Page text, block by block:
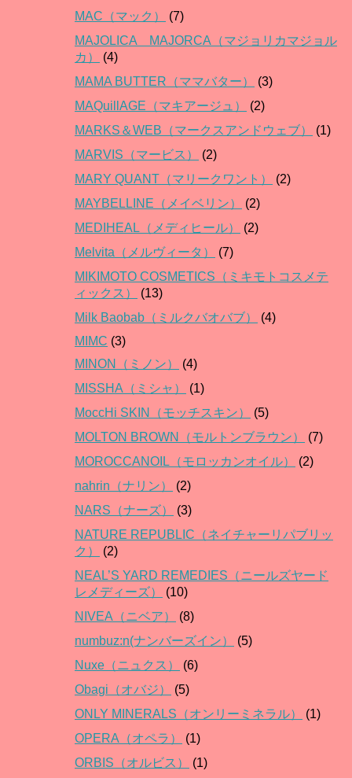
MAC（マック）
(7)
MAJOLICA MAJORCA（マジョリカマジョル
カ）
(4)
MAMA BUTTER（ママバター）
(3)
MAQuillAGE（マキアージュ）
(2)
MARKS＆WEB（マークスアンドウェブ）
(1)
MARVIS（マービス）
(2)
MARY QUANT（マリークワント）
(2)
MAYBELLINE（メイベリン）
(2)
MEDIHEAL（メディヒール）
(2)
Melvita（メルヴィータ）
(7)
MIKIMOTO COSMETICS（ミキモトコスメテ
ィックス）
(13)
Milk Baobab（ミルクバオバブ）
(4)
MIMC (3)
MINON（ミノン）
(4)
MISSHA（ミシャ）
(1)
MoccHi SKIN（モッチスキン）
(5)
MOLTON BROWN（モルトンブラウン）
(7)
MOROCCANOIL（モロッカンオイル）
(2)
nahrin（ナリン）
(2)
NARS（ナーズ）
(3)
NATURE REPUBLIC（ネイチャーリパブリッ
ク）
(2)
NEAL’S YARD REMEDIES（ニールズヤード
レメディーズ）
(10)
NIVEA（ニベア）
(8)
numbuz:n(ナンバーズイン）
(5)
Nuxe（ニュクス）
(6)
Obagi（オバジ）
(5)
ONLY MINERALS（オンリーミネラル）
(1)
OPERA（オペラ）
(1)
ORBIS（オルビス）
(1)